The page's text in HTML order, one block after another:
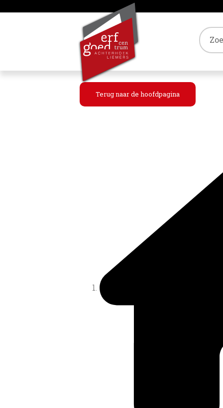
Terug naar de hoofdpagina